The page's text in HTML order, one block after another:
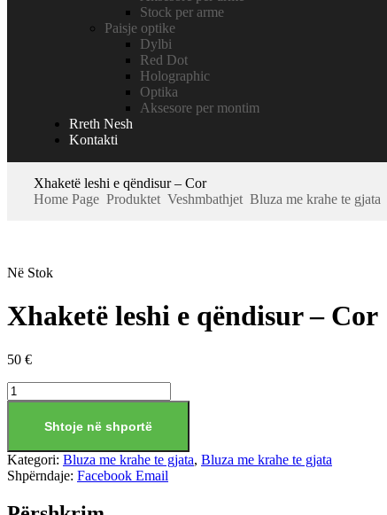
Stock per arme
Paisje optike
Dylbi
Red Dot
Holographic
Optika
Aksesore per montim
Rreth Nesh
Kontakti
Xhaketë leshi e qëndisur – Cor
Home Page Produktet Veshmbathjet Bluza me krahe te gjata
Në Stok
Xhaketë leshi e qëndisur – Cor
50 €
Shtoje në shportë
Kategori: Bluza me krahe te gjata, Bluza me krahe te gjata
Shpërndaje: Facebook Email